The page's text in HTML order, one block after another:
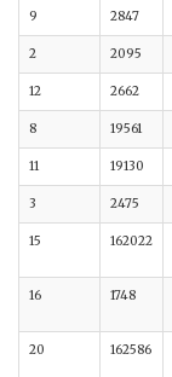
9 2847
2 2095
12 2662
8 19561
11 19130
3 2475
15 162022
16 1748
20 162586